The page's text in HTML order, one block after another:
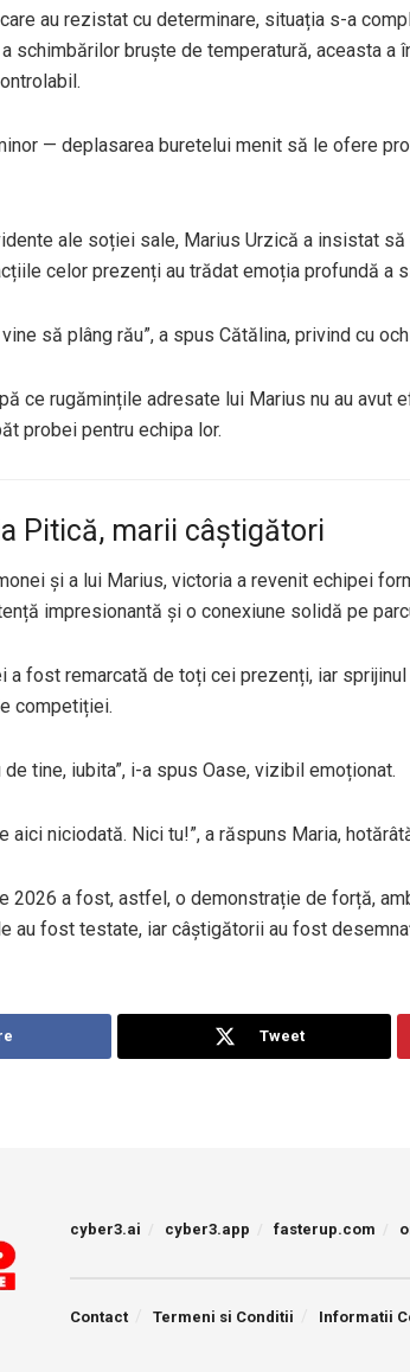
au rezistat cu determinare, situația s-a
schimbărilor bruște de temperatură, aceasta a
— deplasarea buretelui menit să le ofere
ale soției sale, Marius Urzică a insistat
celor prezenți au trădat emoția profundă a
să plâng rău”, a spus Cătălina, privind cu
ce rugămințile adresate lui Marius nu au avut
probei pentru echipa lor.
Pitică, marii câștigători
și a lui Marius, victoria a revenit echipei
impresionantă și o conexiune solidă pe
a fost remarcată de toți cei prezenți, iar
competiției.
de tine, iubita”, i-a spus Oase, vizibil emoționat.
aici niciodată. Nici tu!”, a răspuns Maria,
2026 a fost, astfel, o demonstrație de forță,
au fost testate, iar câștigătorii au fost
Tweet
cyber3.ai cyber3.app fasterup.com
Contact Termeni si Conditii Informatii